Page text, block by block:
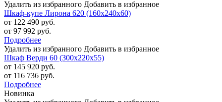
Удалить из избранного Добавить в избранное
Шкаф-купе Лирона 620 (160х240х60)
от 122 490 руб.
от 97 992 руб.
Подробнее
Удалить из избранного Добавить в избранное
Шкаф Верди 60 (300х220х55)
от 145 920 руб.
от 116 736 руб.
Подробнее
Новинка